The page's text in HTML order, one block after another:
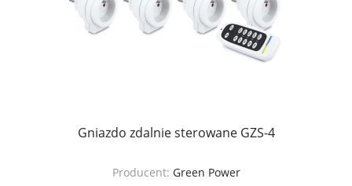
Gniazdo zdalnie sterowane GZS-4
Producent: Green Power